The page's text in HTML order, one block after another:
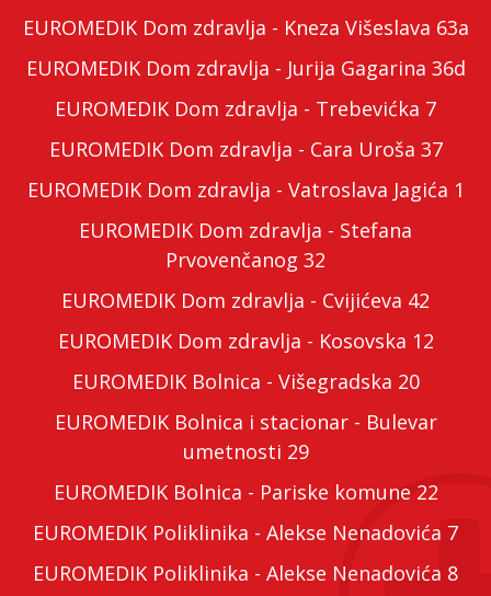
EUROMEDIK Dom zdravlja - Kneza Višeslava 63a
EUROMEDIK Dom zdravlja - Jurija Gagarina 36d
EUROMEDIK Dom zdravlja - Trebevićka 7
EUROMEDIK Dom zdravlja - Cara Uroša 37
EUROMEDIK Dom zdravlja - Vatroslava Jagića 1
EUROMEDIK Dom zdravlja - Stefana
Prvovenčanog 32
EUROMEDIK Dom zdravlja - Cvijićeva 42
EUROMEDIK Dom zdravlja - Kosovska 12
EUROMEDIK Bolnica - Višegradska 20
EUROMEDIK Bolnica i stacionar - Bulevar
umetnosti 29
EUROMEDIK Bolnica - Pariske komune 22
EUROMEDIK Poliklinika - Alekse Nenadovića 7
EUROMEDIK Poliklinika - Alekse Nenadovića 8